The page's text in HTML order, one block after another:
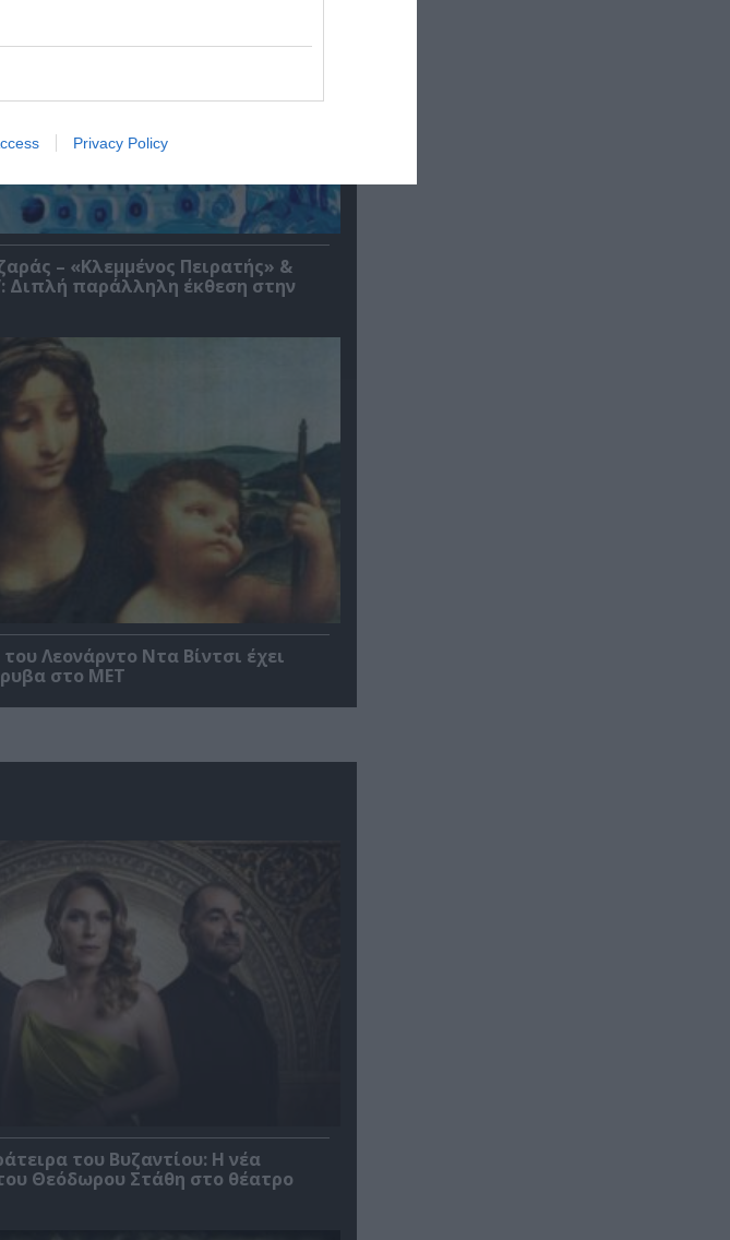
Privacy Policy
– «Κλεμμένος Πειρατής» &
Διπλή παράλληλη έκθεση στην
Λεονάρντο Ντα Βίντσι έχει
στο MET
του Βυζαντίου: Η νέα
Θεόδωρου Στάθη στο θέατρο